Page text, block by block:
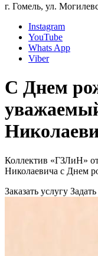
г. Гомель, ул.
Instagram
YouTube
Whats App
Viber
С Днем
Коллектив «ГЗЛиН»
Николаевича с Днем
Заказать услугу